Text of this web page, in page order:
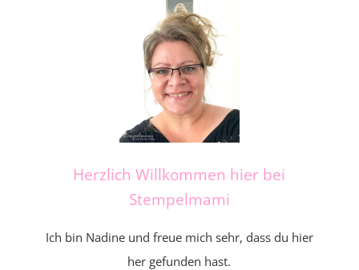
Herzlich Willkommen hier bei
Stempelmami
Ich bin Nadine und freue mich sehr, dass du hier
her gefunden hast.